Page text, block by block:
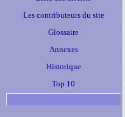
Les contributeurs du site
Glossaire
Annexes
Historique
Top 10